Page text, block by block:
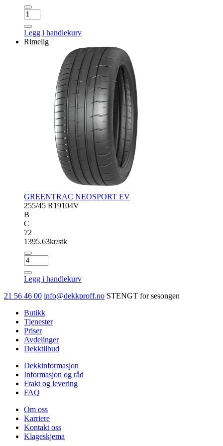
CONTINENTAL
SPORT
CONTACT
5
Legg i handlekurv
Rimelig
GREENTRAC NEOSPORT EV
255/45 R19104V
B
C
72
1395.63kr/stk
GREENTRAC
NEOSPORT
EV
antall
Legg i handlekurv
21 56 46 00 info@dekkproff.no STENGT for sesongen
Butikk
Tjenester
Priser
Avdelinger
Dekktilbud
Dekkinformasjon
Informasjon og råd
Frakt og levering
FAQ
Om oss
Karriere
Kontakt oss
Klageskjema